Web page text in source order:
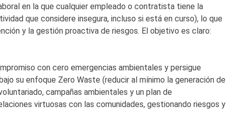
en la que cualquier empleado o contratista tiene la
que considere insegura, incluso si está en curso), lo que
y la gestión proactiva de riesgos. El objetivo es claro:
con cero emergencias ambientales y persigue
su enfoque Zero Waste (reducir al mínimo la generación de
campañas ambientales y un plan de
virtuosas con las comunidades, gestionando riesgos y